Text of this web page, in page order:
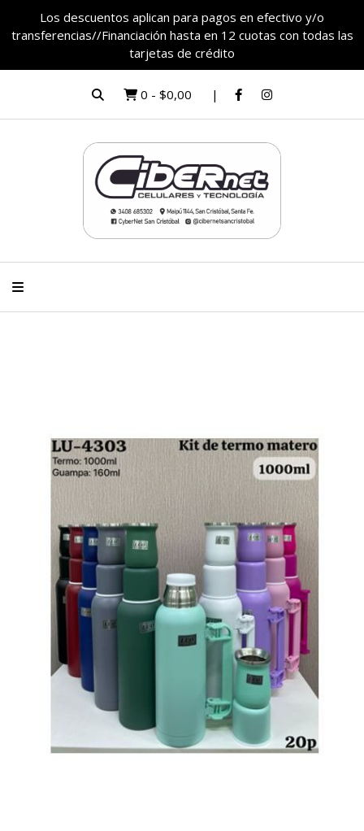
Los descuentos aplican para pagos en efectivo y/o
transferencias//Financiación hasta en 12 cuotas con todas las
tarjetas de crédito
0 - $0,00